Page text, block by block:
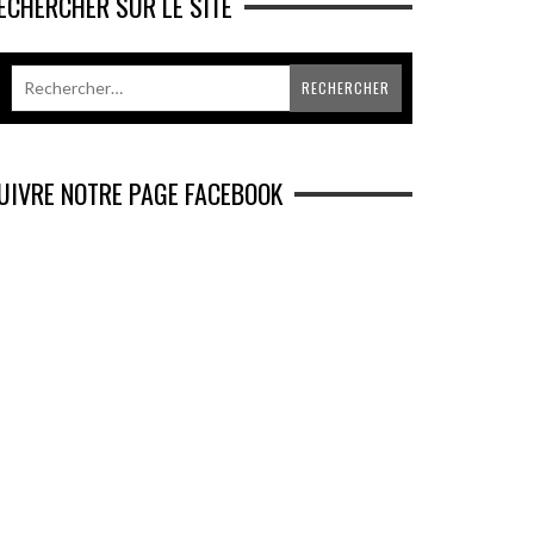
NOTRE PAGE FACEBOOK